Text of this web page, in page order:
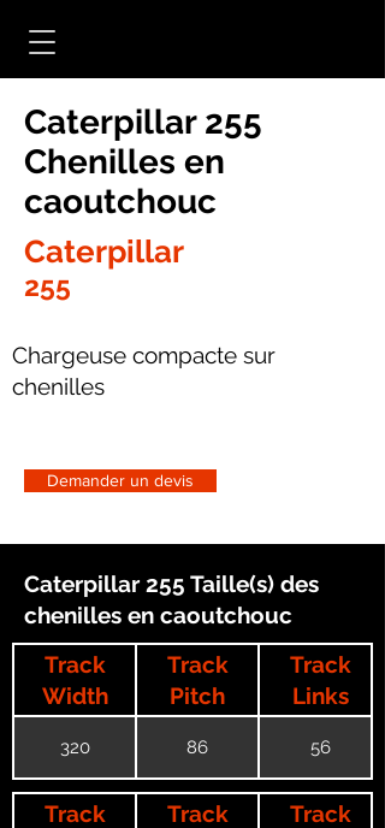
Caterpillar 255
Chenilles en
caoutchouc
Caterpillar
255
Chargeuse compacte sur
chenilles
Demander un devis
Caterpillar 255 Taille(s) des
chenilles en caoutchouc
Track
Width
Track
Pitch
Track
Links
320 86 56
Track
Track
Track